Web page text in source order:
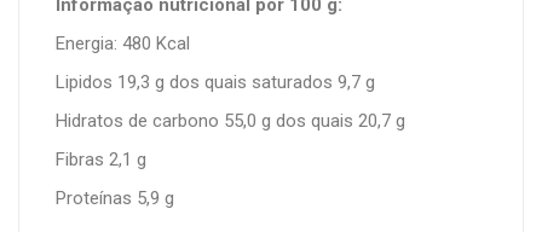
Informação nutricional por 100 g:
Energia: 480 Kcal
Lipidos 19,3 g dos quais saturados 9,7 g
Hidratos de carbono 55,0 g dos quais 20,7 g
Fibras 2,1 g
Proteínas 5,9 g